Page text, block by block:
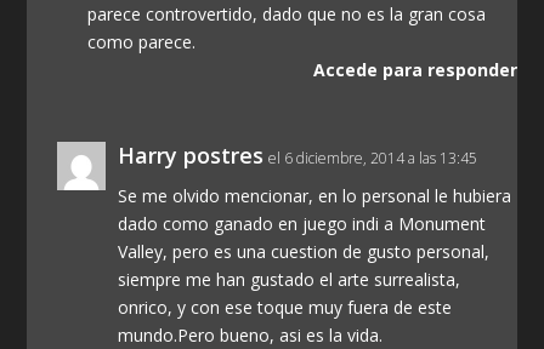
parece controvertido, dado que no es la gran cosa
como parece.
Accede para responder
Harry postres el 6 diciembre, 2014 a las 13:45
Se me olvido mencionar, en lo personal le hubiera
dado como ganado en juego indi a Monument
Valley, pero es una cuestion de gusto personal,
siempre me han gustado el arte surrealista,
onrico, y con ese toque muy fuera de este
mundo.Pero bueno, asi es la vida.